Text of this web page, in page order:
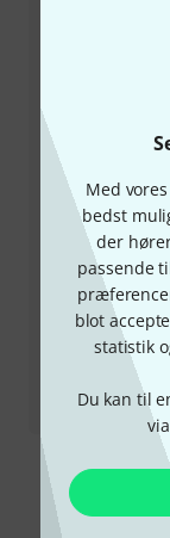
Med
bedst
der
passende
blot
statistik
Du kan til
spørgsmål
Hav dit
Aftal
Flere
Returvare
All